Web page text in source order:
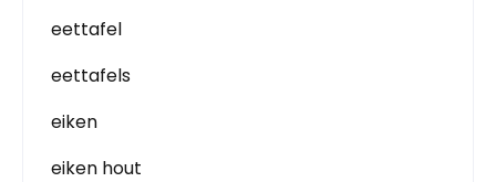
eettafel
eettafels
eiken
eiken hout